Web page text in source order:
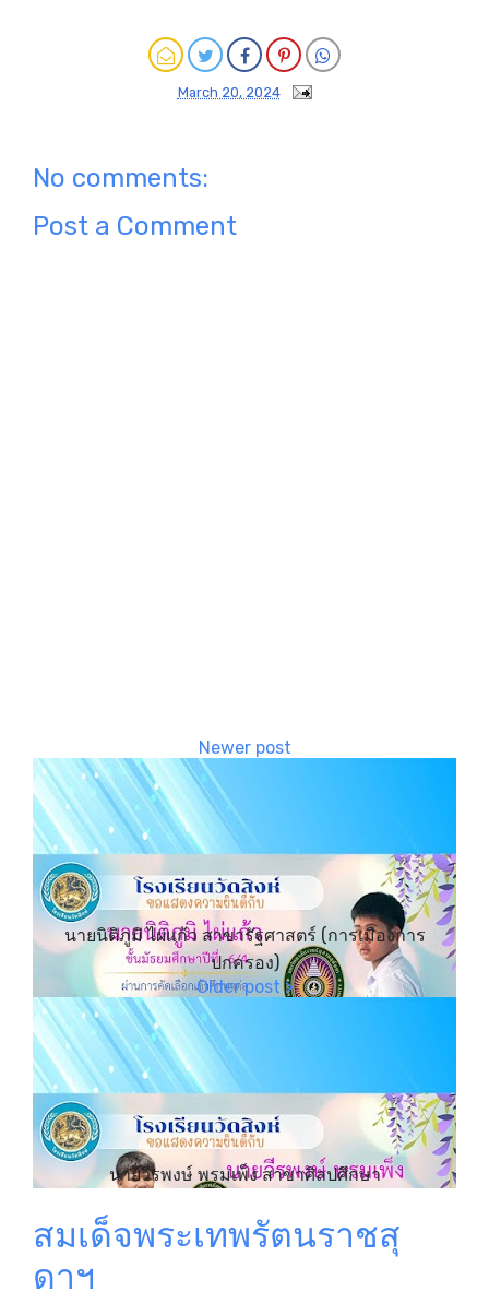
March 20, 2024
No comments:
Post a Comment
นายนิติภูมิ ไผ่แก้ว สาขารัฐศาสตร์ (การเมืองการ
ปกครอง)
นายวีรพงษ์ พรมเพ็ง สาขาศิลปศึกษา
สมเด็จพระเทพรัตนราชสุ
ดาฯ